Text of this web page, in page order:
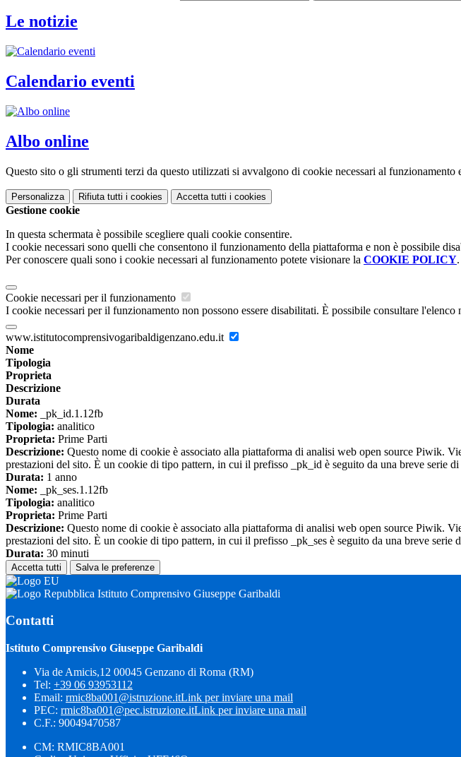
Le notizie
Calendario eventi
Albo online
Questo sito o gli strumenti terzi da questo utilizzati si avvalgono di cookie necessari al
Personalizza Rifiuta tutti i cookies Accetta tutti i cookies
Gestione cookie
In questa schermata è possibile scegliere quali cookie consentire.
I cookie necessari sono quelli che consentono il funzionamento della piattaforma e non è possibile
Per conoscere quali sono i cookie necessari al funzionamento potete visionare la COOKIE POLICY.
Cookie necessari per il funzionamento
I cookie necessari per il funzionamento non possono essere disabilitati. È possibile consultare
www.istitutocomprensivogaribaldigenzano.edu.it
Nome
Tipologia
Proprieta
Descrizione
Durata
Nome: _pk_id.1.12fb
Tipologia: analitico
Proprieta: Prime Parti
Descrizione: Questo nome di cookie è associato alla piattaforma di analisi web open source Piwik.
prestazioni del sito. È un cookie di tipo pattern, in cui il prefisso _pk_id è seguito da una breve serie
Durata: 1 anno
Nome: _pk_ses.1.12fb
Tipologia: analitico
Proprieta: Prime Parti
Descrizione: Questo nome di cookie è associato alla piattaforma di analisi web open source Piwik.
prestazioni del sito. È un cookie di tipo pattern, in cui il prefisso _pk_ses è seguito da una breve
Durata: 30 minuti
Accetta tutti Salva le preferenze
Istituto Comprensivo Giuseppe Garibaldi
Contatti
Istituto Comprensivo Giuseppe Garibaldi
Via de Amicis,12 00045 Genzano di Roma (RM)
Tel: +39 06 93953112
Email: rmic8ba001@istruzione.itLink per inviare una mail
PEC: rmic8ba001@pec.istruzione.itLink per inviare una mail
C.F.: 90049470587
CM: RMIC8BA001